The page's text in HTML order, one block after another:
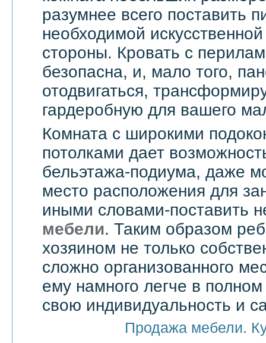
разумнее всего поставить
необходимой
стороны. Кровать с
безопасна, и, мало того,
отодвигаться,
гардеробную для вашего
Комната с широкими
потолками дает
бельэтажа-подиума, даже
место расположения для
иными словами-поставить
мебели. Таким образом
хозяином не только
сложно организованного
ему намного легче в
свою индивидуальность и
Продажа мебели.